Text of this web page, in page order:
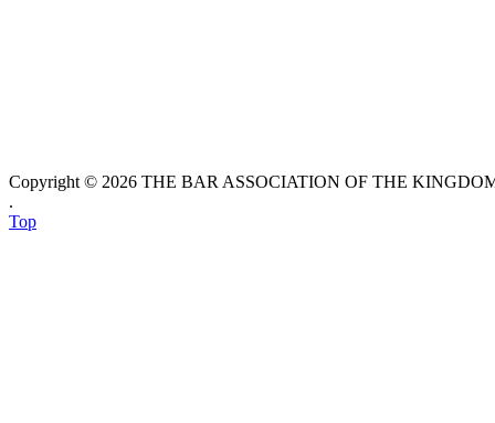
Copyright © 2026 THE BAR ASSOCIATION OF THE
.
Top